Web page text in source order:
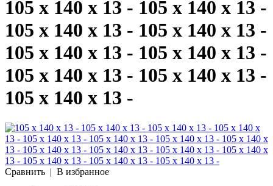
105 x 140 x 13 - 105 x 140 x 13 -
105 x 140 x 13 - 105 x 140 x 13 -
105 x 140 x 13 - 105 x 140 x 13 -
105 x 140 x 13 - 105 x 140 x 13 -
105 x 140 x 13 -
Сравнить | В избранное